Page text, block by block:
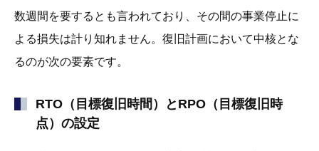
数週間を要するとも言われており、その間の事業停止に
よる損失は計り知れません。復旧計画において中核とな
るのが次の要素です。
RTO（目標復旧時間）とRPO（目標復旧時
点）の設定